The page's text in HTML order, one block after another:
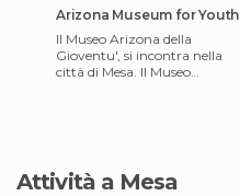
Arizona Museum for Youth
Il Museo Arizona della
Gioventu', si incontra nella
città di Mesa. Il Museo
Attività a Mesa